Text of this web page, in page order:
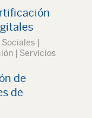
|
| Servicios
de
de